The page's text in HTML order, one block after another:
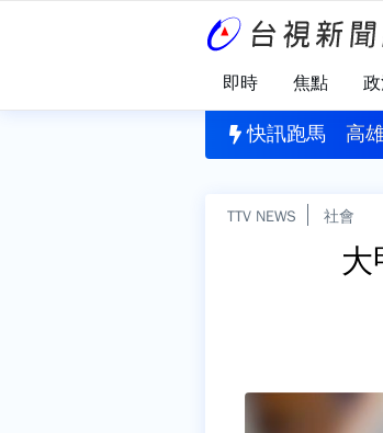
即時 焦點
快訊跑馬
不易 蔡英文：危機來臨時務必相信專業高
TTV NEWS 社會